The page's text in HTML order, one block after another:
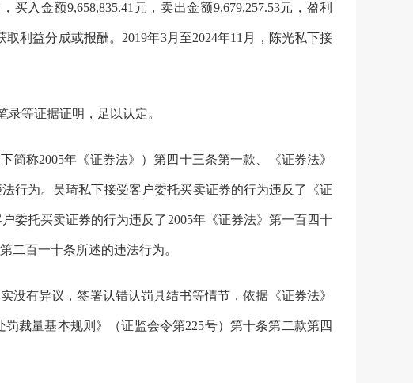
买入金额9,658,835.41元，卖出金额9,679,257.53元，盈利
取利益分成或报酬。2019年3月至2024年11月，陈光私下接
录等证据证明 ，足以认定。
简称2005年《证券法》）第四十三条第一款、《证券法》
行为。吴琦私下接受客户委托买卖证券的行为违反了《证
委托买卖证券的行为违反了2005年《证券法》第一百四十
第二百一十条所述的违法行为。
有异议，签署认错认罚具结书等情节，依据《证券法》
裁量基本规则》 （证监会令第225号） 第十条第二款第四